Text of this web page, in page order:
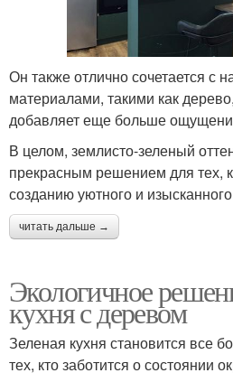
Он также отлично сочетается с
материалами, такими как
добавляет еще больше
В целом, землисто-зеленый
прекрасным решением для тех,
созданию уютного и
читать дальше →
Экологичное
кухня с деревом
Зеленая кухня становится все
тех, кто заботится о